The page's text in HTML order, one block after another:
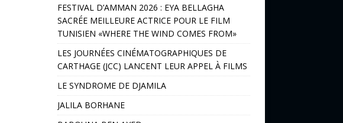
FESTIVAL D’AMMAN 2026 : EYA BELLAGHA
SACRÉE MEILLEURE ACTRICE POUR LE FILM
TUNISIEN «WHERE THE WIND COMES FROM»
LES JOURNÉES CINÉMATOGRAPHIQUES DE
CARTHAGE (JCC) LANCENT LEUR APPEL À FILMS
LE SYNDROME DE DJAMILA
JALILA BORHANE